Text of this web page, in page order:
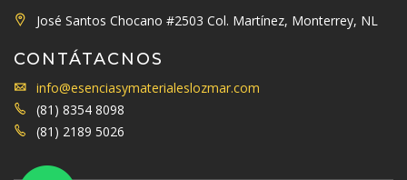
José Santos Chocano #2503 Col. Martínez, Monterrey, NL
CONTÁTACNOS
info@esenciasymaterialeslozmar.com
(81) 8354 8098
(81) 2189 5026